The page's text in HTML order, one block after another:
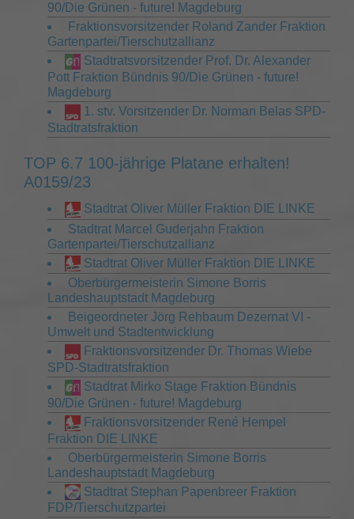
90/Die Grünen - future! Magdeburg
Fraktionsvorsitzender Roland Zander Fraktion
Gartenpartei/Tierschutzallianz
Stadtratsvorsitzender Prof. Dr. Alexander
Pott Fraktion Bündnis 90/Die Grünen - future!
Magdeburg
1. stv. Vorsitzender Dr. Norman Belas SPD-
Stadtratsfraktion
TOP 6.7 100-jährige Platane erhalten!
A0159/23
Stadtrat Oliver Müller Fraktion DIE LINKE
Stadtrat Marcel Guderjahn Fraktion
Gartenpartei/Tierschutzallianz
Stadtrat Oliver Müller Fraktion DIE LINKE
Oberbürgermeisterin Simone Borris
Landeshauptstadt Magdeburg
Beigeordneter Jörg Rehbaum Dezernat VI -
Umwelt und Stadtentwicklung
Fraktionsvorsitzender Dr. Thomas Wiebe
SPD-Stadtratsfraktion
Stadtrat Mirko Stage Fraktion Bündnis
90/Die Grünen - future! Magdeburg
Fraktionsvorsitzender René Hempel
Fraktion DIE LINKE
Oberbürgermeisterin Simone Borris
Landeshauptstadt Magdeburg
Stadtrat Stephan Papenbreer Fraktion
FDP/Tierschutzpartei